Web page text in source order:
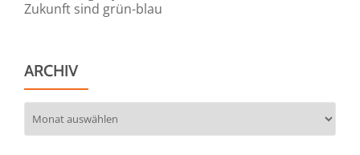
Zukunft sind grün-blau
ARCHIV